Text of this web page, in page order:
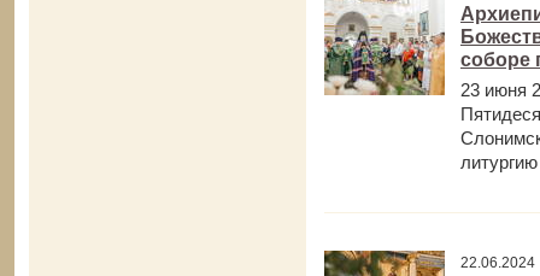
соборе
23 июня